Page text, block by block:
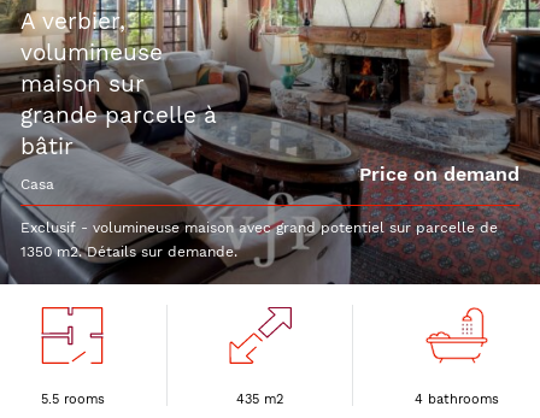
a verbier,
volumineuse
maison sur
grande parcelle à
bâtir
casa Price on demand
Exclusif - volumineuse maison avec grand potentiel sur parcelle de
1350 m2. Détails sur demande.
5.5 rooms 435 m2 4 bathrooms